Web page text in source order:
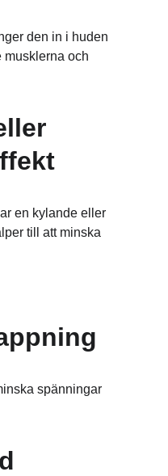
den in i huden
musklerna och
en kylande eller
till att minska
spänningar